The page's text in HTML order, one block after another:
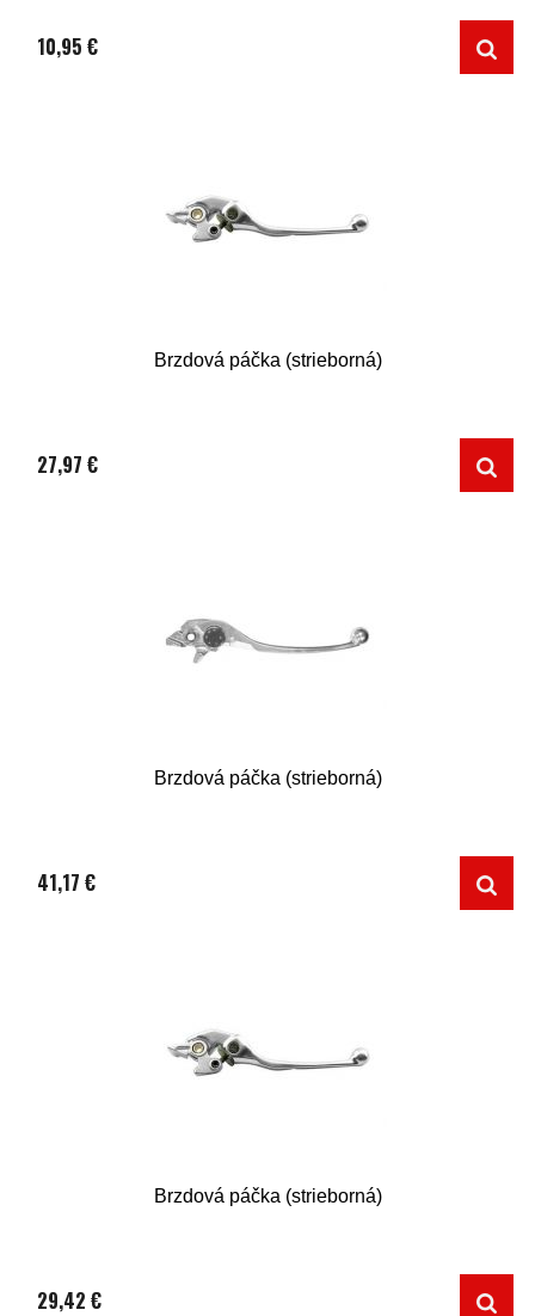
10,95 €
Brzdová páčka (strieborná)
27,97 €
Brzdová páčka (strieborná)
41,17 €
Brzdová páčka (strieborná)
29,42 €